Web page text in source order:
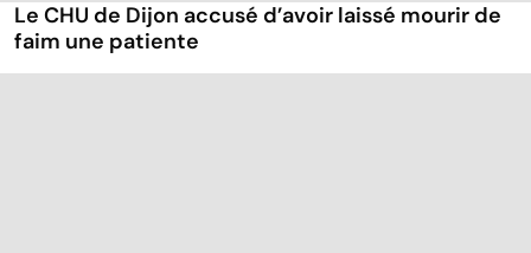
Le CHU de Dijon accusé d’avoir laissé mourir de
faim une patiente